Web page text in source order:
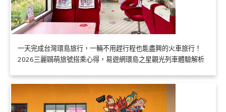
一天完成台灣環島旅行，一輛不用趕行程也能盡興的火車旅行！
2026三麗鷗萌旅號搭乘心得，易遊網環島之星觀光列車體驗解析